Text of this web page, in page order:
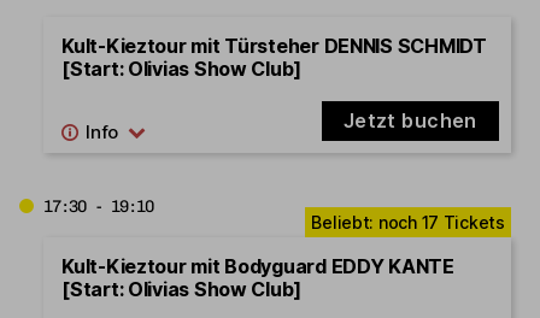
Kult-Kieztour mit Türsteher DENNIS SCHMIDT
[Start: Olivias Show Club]
Jetzt buchen
17:30 - 19:10
Kult-Kieztour mit Bodyguard EDDY KANTE
[Start: Olivias Show Club]